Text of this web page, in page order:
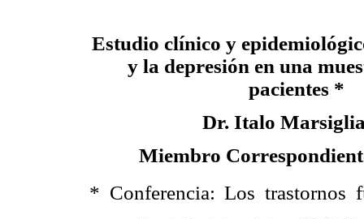
Estudio clínico y
y la depresión en una
pacientes *
Dr. Italo
Miembro
* Conferencia: Los trastornos